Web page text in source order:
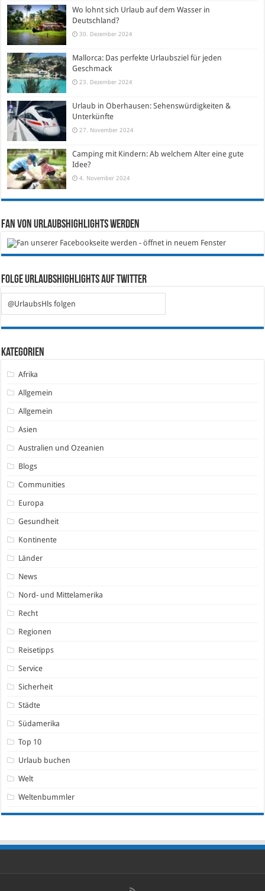
Wo lohnt sich Urlaub auf dem Wasser in
Deutschland?
30. Dezember 2024
Mallorca: Das perfekte Urlaubsziel für jeden
Geschmack
23. Dezember 2024
Urlaub in Oberhausen: Sehenswürdigkeiten &
Unterkünfte
27. November 2024
Camping mit Kindern: Ab welchem Alter eine gute
Idee?
4. November 2024
Fan von Urlaubshighlights werden
Folge Urlaubshighlights auf Twitter
@UrlaubsHls folgen
Kategorien
Afrika
Allgemein
Allgemein
Asien
Australien und Ozeanien
Blogs
Communities
Europa
Gesundheit
Kontinente
Länder
News
Nord- und Mittelamerika
Recht
Regionen
Reisetipps
Service
Sicherheit
Städte
Südamerika
Top 10
Urlaub buchen
Welt
Weltenbummler